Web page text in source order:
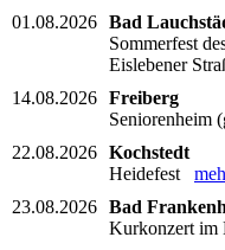
01.08.2026 Bad
Sommerfest
Eislebener
14.08.2026 Freiberg
Seniorenheim
22.08.2026 Kochstedt
Heidefest
23.08.2026 Bad
Kurkonzert im